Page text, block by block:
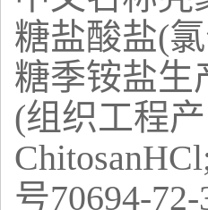
糖盐酸盐(
糖季铵盐生
(组织工程
号70694-